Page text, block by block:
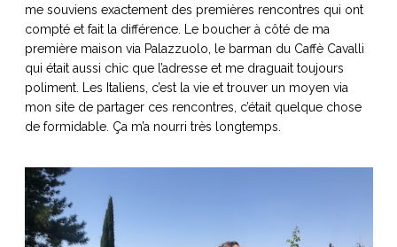
ART ET DESIGN
me souviens exactement des premières rencontres qui ont
compté et fait la différence. Le boucher à côté de ma
première maison via Palazzuolo, le barman du Caffè Cavalli
qui était aussi chic que l’adresse et me draguait toujours
poliment. Les Italiens, c’est la vie et trouver un moyen via
mon site de partager ces rencontres, c’était quelque chose
de formidable. Ça m’a nourri très longtemps.